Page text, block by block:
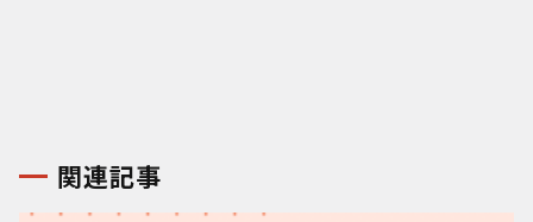
関連記事